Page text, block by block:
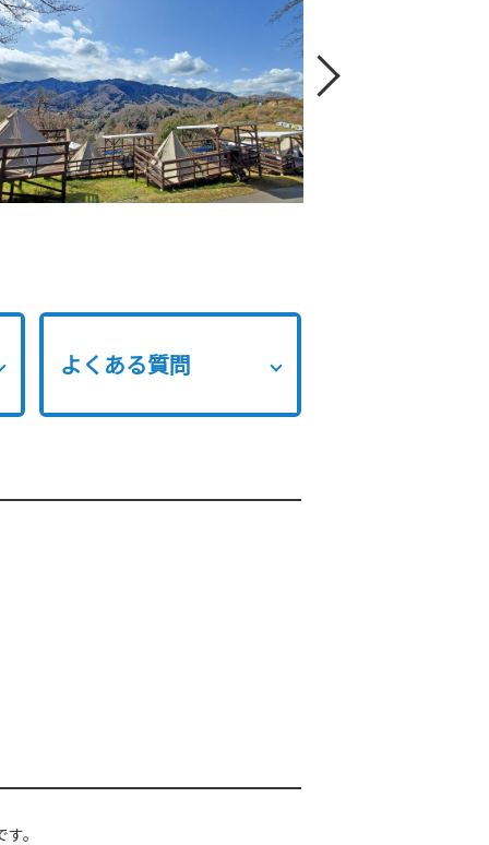
よくある質問
。